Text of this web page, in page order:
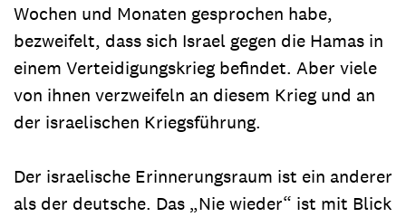
Wochen und Monaten gesprochen habe,
bezweifelt, dass sich Israel gegen die Hamas in
einem Verteidigungskrieg befindet. Aber viele
von ihnen verzweifeln an diesem Krieg und an
der israelischen Kriegsführung.
Der israelische Erinnerungsraum ist ein anderer
als der deutsche. Das „Nie wieder“ ist mit Blick